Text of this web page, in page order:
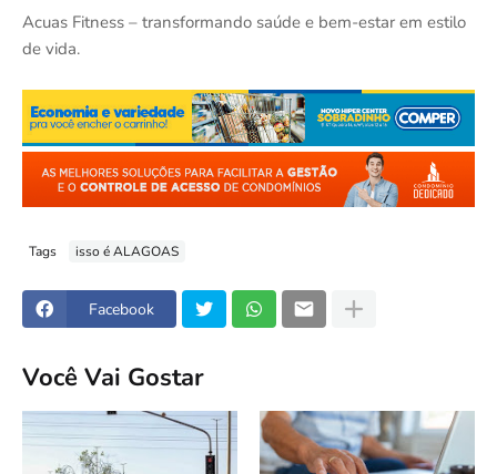
Acuas Fitness – transformando saúde e bem-estar em estilo
de vida.
Tags isso é ALAGOAS
Facebook
Você Vai Gostar